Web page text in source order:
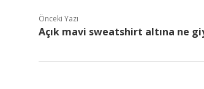
Önceki Yazı
Açık mavi sweatshirt altına ne